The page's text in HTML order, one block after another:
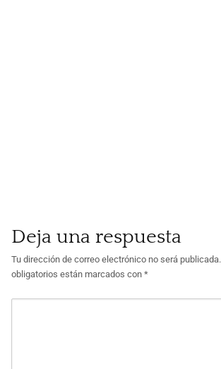
Deja una respuesta
Tu dirección de correo electrónico no será publicada.
obligatorios están marcados con *